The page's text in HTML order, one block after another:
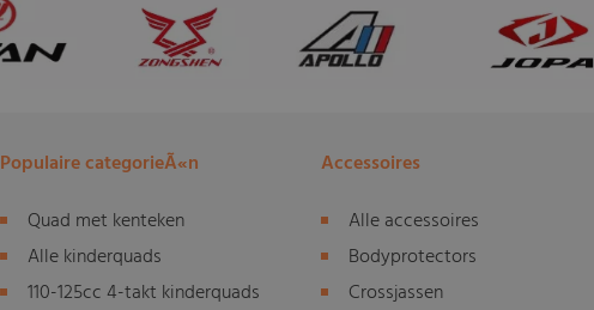
Populaire categorieÃ«n
Quad met kenteken
Alle kinderquads
110-125cc 4-takt kinderquads
Accessoires
Alle accessoires
Bodyprotectors
Crossjassen